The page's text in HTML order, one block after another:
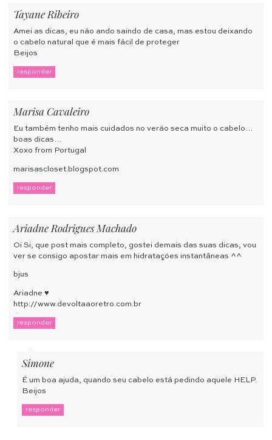
Tayane Ribeiro
Amei as dicas, eu não ando saindo de casa, mas estou deixando
o cabelo natural que é mais fácil de proteger
Beijos
responder
Marisa Cavaleiro
Eu também tenho mais cuidados no verão seca muito o cabelo…
boas dicas…
Xoxo from Portugal
marisascloset.blogspot.com
responder
Ariadne Rodrigues Machado
Oi Si, que post mais completo, gostei demais das suas dicas, vou
ver se consigo apostar mais em hidratações instantâneas ^^
bjus
Ariadne ♥
http://www.devoltaaoretro.com.br
responder
Simone
É um boa ajuda, quando seu cabelo está pedindo aquele HELP.
Beijos
responder